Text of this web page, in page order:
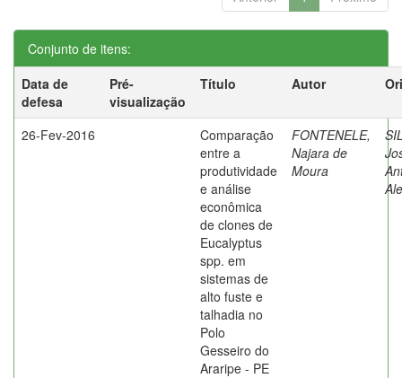
Conjunto de itens:
Data de
defesa
Pré-
visualização
Título Autor
26-Fev-2016
Comparação
entre a
produtividade
e análise
econômica
de clones de
Eucalyptus
spp. em
sistemas de
alto fuste e
talhadia no
Polo
Gesseiro do
Araripe - PE
FONTENELE,
Najara de
Moura